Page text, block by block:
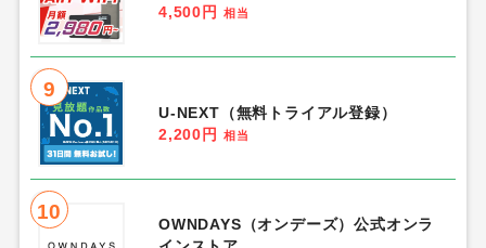
4,500円
相当
9
U-NEXT（無料トライアル登録）
2,200円
相当
10
OWNDAYS（オンデーズ）公式オンラ